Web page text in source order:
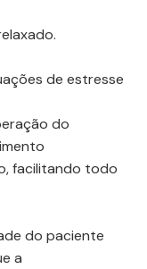
de estresse
do
facilitando todo
do paciente
a